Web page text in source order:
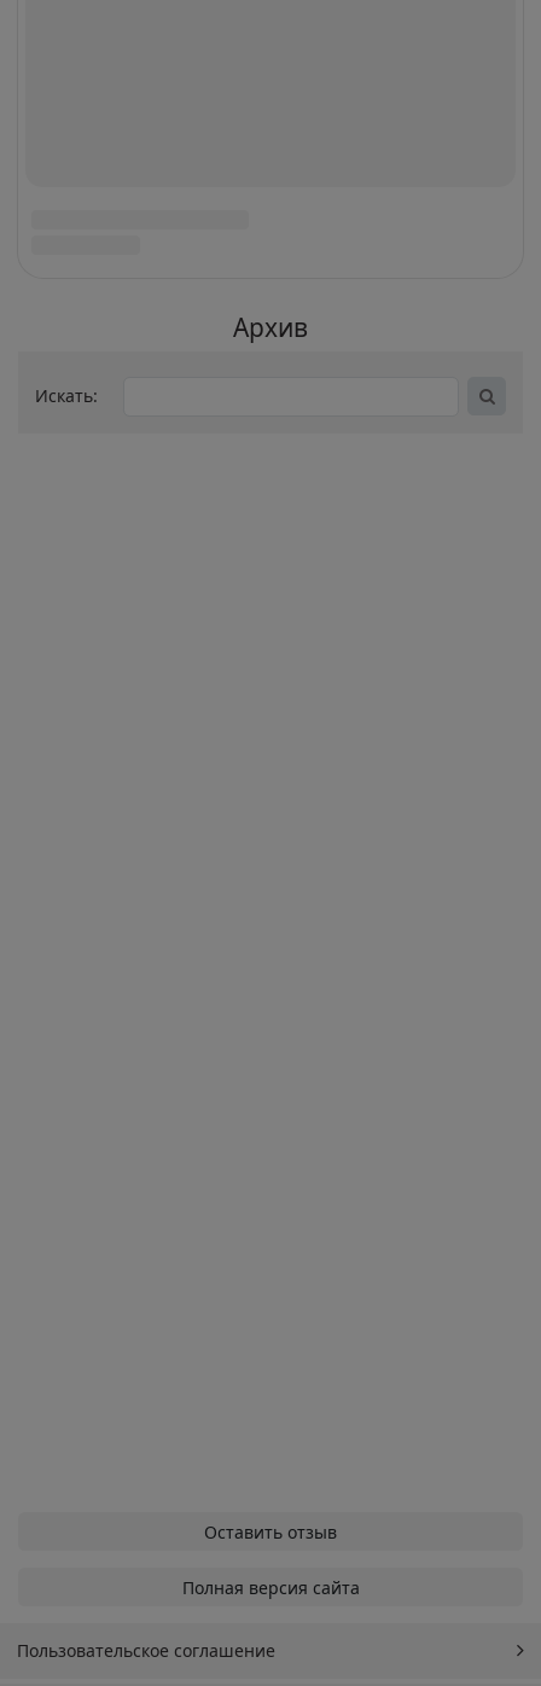
Оставить отзыв
Полная версия сайта
Пользовательское соглашение